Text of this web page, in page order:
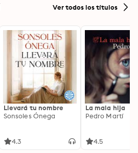
Ver todos los títulos
Llevará tu nombre
Sonsoles Ónega
4.3
La mala hija
Pedro Martí
4.5